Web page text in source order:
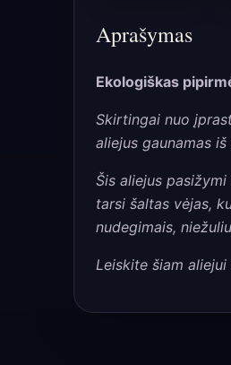
Aprašymas
Ekologiškas
Skirtingai nuo
aliejus gaunamas
Šis aliejus
tarsi šaltas vėjas,
nudegimais,
Leiskite šiam